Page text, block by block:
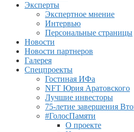
Эксперты
Экспертное мнение
Интервью
Персональные страницы
Новости
Новости партнеров
Галерея
Спецпроекты
Гостиная ИФа
NFT Юрия Аратовского
Лучшие инвесторы
75-летие завершения
#ГолосПамяти
О проекте